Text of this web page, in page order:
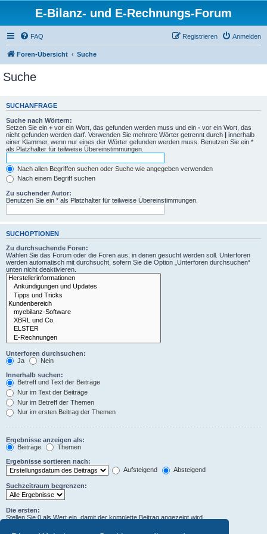
E-Bilanz- und E-Rechnungs-Forum
FAQ Anmelden
Registrieren
Foren-Übersicht Suche
Suche
SUCHANFRAGE
Suche nach Wörtern:
Setzen Sie ein + vor ein Wort, das gefunden werden muss und ein - vor ein Wort, das
nicht gefunden werden darf. Verwenden Sie mehrere Wörter getrennt durch | innerhalb
einer Klammer, wenn nur eines der Wörter gefunden werden muss. Benutzen Sie ein *
als Platzhalter für teilweise Übereinstimmungen.
Nach allen Begriffen suchen oder Suche wie angegeben verwenden
Nach einem Begriff suchen
Zu suchender Autor:
Benutzen Sie ein * als Platzhalter für teilweise Übereinstimmungen.
SUCHOPTIONEN
Zu durchsuchende Foren:
Wählen Sie das Forum oder die Foren aus, in denen gesucht werden soll. Unterforen
werden automatisch mit durchsucht, sofern Sie die Option „Unterforen durchsuchen“
unten nicht deaktivieren.
Unterforen durchsuchen:
Ja
Nein
Innerhalb suchen:
Betreff und Text der Beiträge
Nur im Text der Beiträge
Nur im Betreff der Themen
Nur im ersten Beitrag der Themen
Ergebnisse anzeigen als:
Beiträge
Themen
Ergebnisse sortieren nach:
Aufsteigend
Absteigend
Suchzeitraum begrenzen:
Die ersten:
Stellen Sie 0 als Wert ein, damit der komplette Beitrag angezeigt wird.